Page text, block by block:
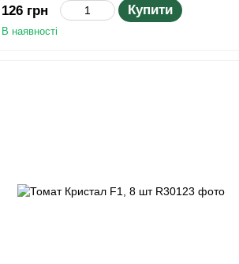
126 грн Купити
В наявності